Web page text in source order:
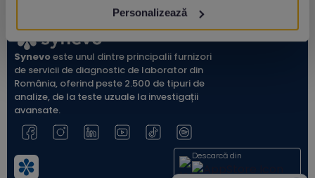
Personalizează
Synevo este unul dintre principalii furnizori
de servicii de diagnostic de laborator din
România, oferind peste 2.500 de tipuri de
analize, de la teste uzuale la investigații
avansate.
Descarcă din